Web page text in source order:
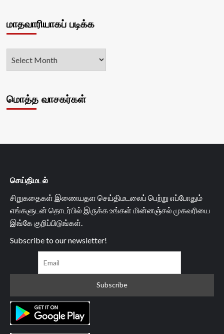
மாதவாரியாகப் படிக்க
மொத்த வாசகர்கள்
செய்திமடல்
சிறுகதைகள் இணையதள செய்திமடலைப் பெற்று எப்போதும்
எங்களுடன் தொடர்பில் இருக்க உங்கள் மின்னஞ்சல் முகவரியை
இங்கே குறிப்பிடுங்கள்.
Subscribe to our newsletter!